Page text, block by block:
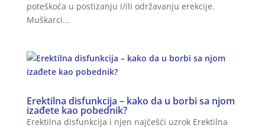
poteškoća u postizanju i/ili održavanju erekcije.
Muškarci...
Erektilna disfunkcija – kako da u borbi sa njom
izađete kao pobednik?
Erektilna disfunkcija i njen najčešći uzrok Erektilna